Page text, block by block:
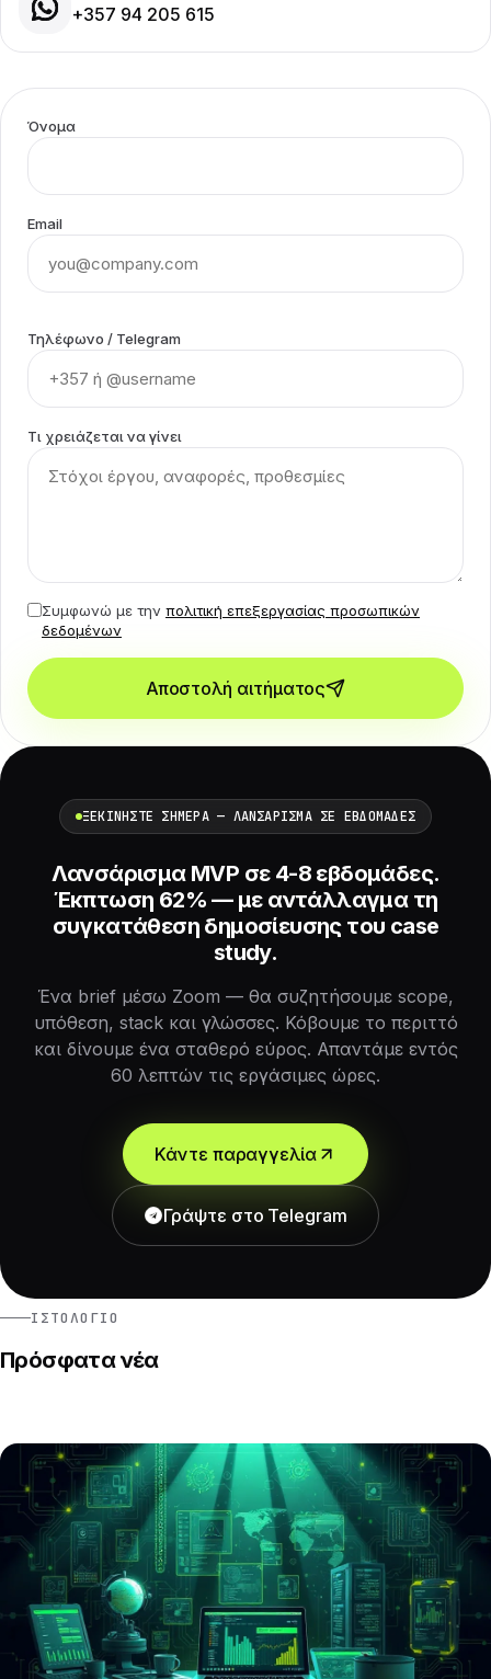
+357 94 205 615
Όνομα
Email
Τηλέφωνο / Telegram
Τι χρειάζεται να γίνει
Συμφωνώ με την πολιτική επεξεργασίας προσωπικών
δεδομένων
Αποστολή αιτήματος
ΞΕΚΙΝΉΣΤΕ ΣΉΜΕΡΑ — ΛΑΝΣΆΡΙΣΜΑ ΣΕ ΕΒΔΟΜΆΔΕΣ
Λανσάρισμα MVP σε 4-8 εβδομάδες.
Έκπτωση 62% — με αντάλλαγμα τη
συγκατάθεση δημοσίευσης του case
study.
Ένα brief μέσω Zoom — θα συζητήσουμε scope,
υπόθεση, stack και γλώσσες. Κόβουμε το περιττό
και δίνουμε ένα σταθερό εύρος. Απαντάμε εντός
60 λεπτών τις εργάσιμες ώρες.
Κάντε παραγγελία
Γράψτε στο Telegram
ΙΣΤΟΛΌΓΙΟ
Πρόσφατα νέα